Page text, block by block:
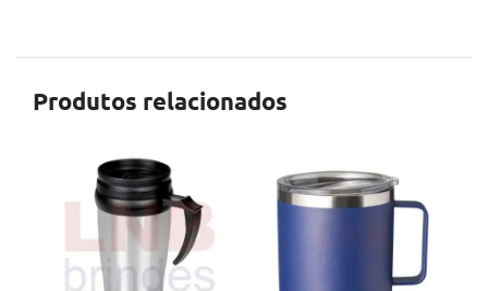
Produtos relacionados